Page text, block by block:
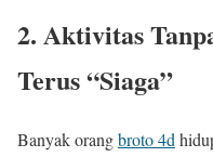
2. Aktivitas
Terus “Siaga”
Banyak orangbroto 4d